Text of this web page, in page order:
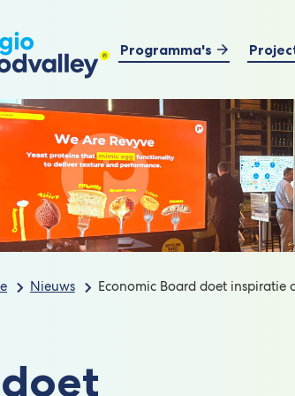
Programma's
Nieuws Economic Board doet inspiratie